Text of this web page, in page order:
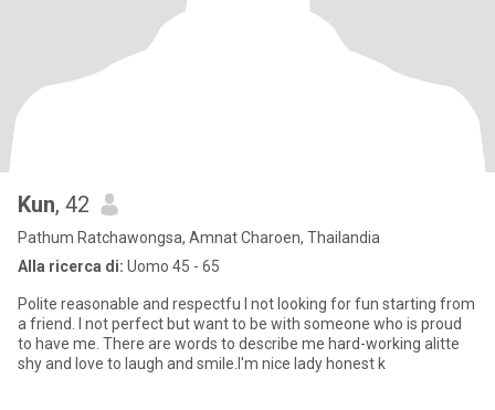
Kun, 42
Pathum Ratchawongsa, Amnat Charoen, Thailandia
Alla ricerca di: Uomo 45 - 65
Polite reasonable and respectfu l not looking for fun starting from
a friend. I not perfect but want to be with someone who is proud
to have me. There are words to describe me hard-working alitte
shy and love to laugh and smile.I'm nice lady honest k